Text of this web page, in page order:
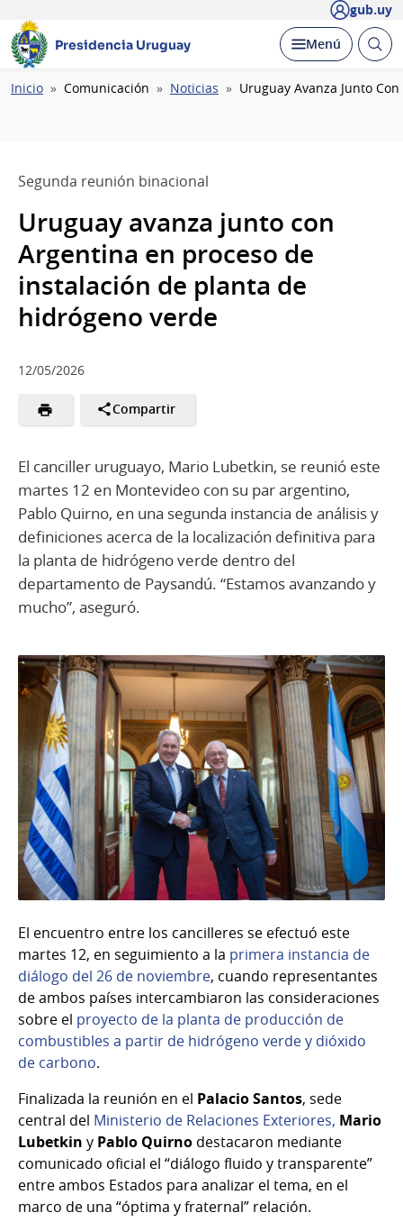
gub.uy
Presidencia Uruguay Desplegar
Menú Abrir
Ruta
Inicio Comunicación Noticias Uruguay Avanza Junto
Segunda reunión binacional
Uruguay avanza junto con
Argentina en proceso de
instalación de planta de
hidrógeno verde
12/05/2026
Compartir
El canciller uruguayo, Mario Lubetkin, se reunió este
martes 12 en Montevideo con su par argentino,
Pablo Quirno, en una segunda instancia de análisis y
definiciones acerca de la localización definitiva para
la planta de hidrógeno verde dentro del
departamento de Paysandú. “Estamos avanzando y
mucho”, aseguró.
El encuentro entre los cancilleres se efectuó este
martes 12, en seguimiento a la primera instancia de
diálogo del 26 de noviembre, cuando representantes
de ambos países intercambiaron las consideraciones
sobre el proyecto de la planta de producción de
combustibles a partir de hidrógeno verde y dióxido
de carbono.
Finalizada la reunión en el Palacio Santos, sede
central del Ministerio de Relaciones Exteriores, Mario
Lubetkin y Pablo Quirno destacaron mediante
comunicado oficial el “diálogo fluido y transparente”
entre ambos Estados para analizar el tema, en el
marco de una “óptima y fraternal” relación.